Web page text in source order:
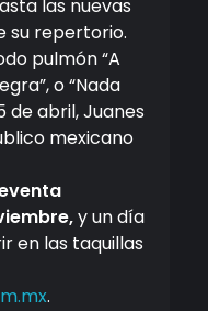
las nuevas
su repertorio.
pulmón “A
o “Nada
de abril, Juanes
mexicano
y un día
en las taquillas
.